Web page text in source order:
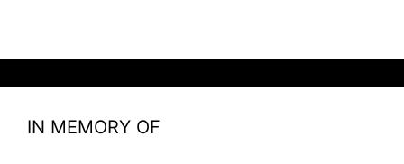
IN MEMORY OF